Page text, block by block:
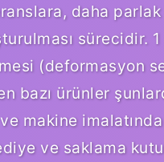
daha
sürecidir.
(deformasyon
bazı ürünler
makine imalatında
ve saklama